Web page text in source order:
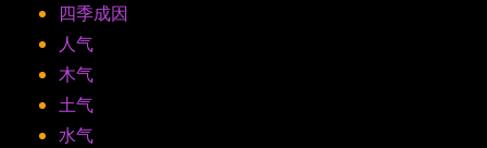
四季成因
人气
木气
土气
水气